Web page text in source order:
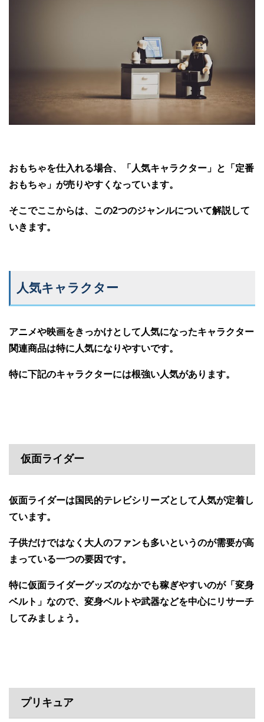
おもちゃを仕入れる場合、「人気キャラクター」と「定番
おもちゃ」が売りやすくなっています。
そこでここからは、この2つのジャンルについて解説して
いきます。
人気キャラクター
アニメや映画をきっかけとして人気になったキャラクター
関連商品は特に人気になりやすいです。
特に下記のキャラクターには根強い人気があります。
仮面ライダー
仮面ライダーは国民的テレビシリーズとして人気が定着し
ています。
子供だけではなく大人のファンも多いというのが需要が高
まっている一つの要因です。
特に仮面ライダーグッズのなかでも稼ぎやすいのが「変身
ベルト」なので、変身ベルトや武器などを中心にリサーチ
してみましょう。
プリキュア